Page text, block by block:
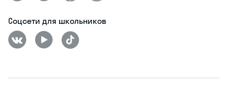
Соцсети для школьников